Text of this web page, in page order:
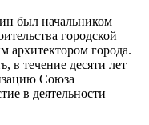
был начальником
городской
архитектором города.
в течение десяти лет
Союза
в деятельности